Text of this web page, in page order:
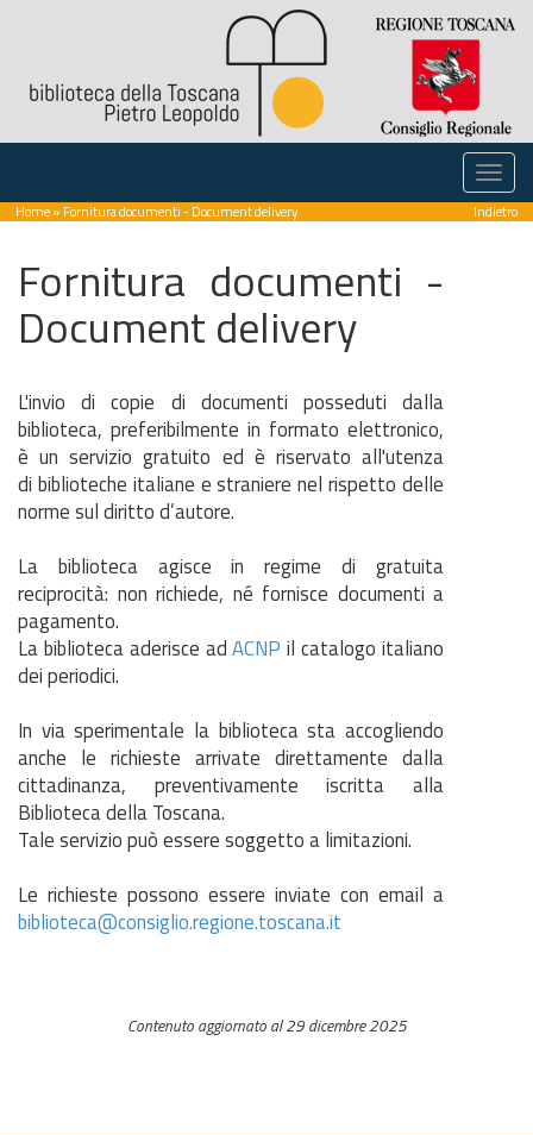
Home» Fornitura documenti - Document delivery Indietro
Fornitura documenti -
Document delivery
L'invio di copie di documenti posseduti dalla
biblioteca, preferibilmente in formato elettronico,
è un servizio gratuito ed è riservato all'utenza
di biblioteche italiane e straniere nel rispetto delle
norme sul diritto d’autore.
La biblioteca agisce in regime di gratuita
reciprocità: non richiede, né fornisce documenti a
pagamento.
La biblioteca aderisce adACNP il catalogo italiano
dei periodici.
In via sperimentale la biblioteca sta accogliendo
anche le richieste arrivate direttamente dalla
cittadinanza, preventivamente iscritta alla
Biblioteca della Toscana.
Tale servizio può essere soggetto a limitazioni.
Le richieste possono essere inviate con email a
biblioteca@consiglio.regione.toscana.it
Contenuto aggiornato al 29 dicembre 2025